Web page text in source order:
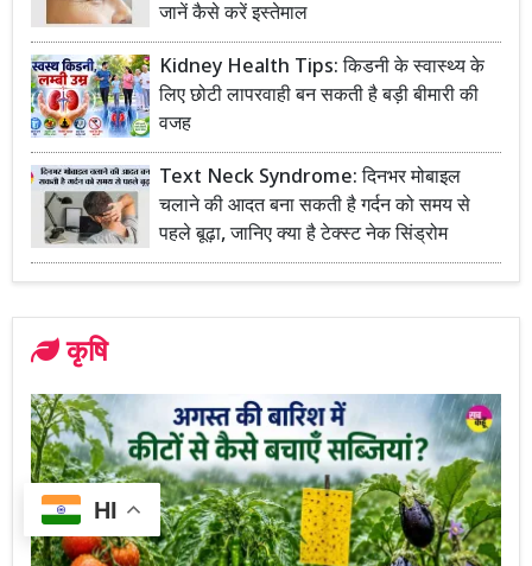
जानें कैसे करें इस्तेमाल
Kidney Health Tips: किडनी के स्वास्थ्य के
लिए छोटी लापरवाही बन सकती है बड़ी बीमारी की
वजह
Text Neck Syndrome: दिनभर मोबाइल
चलाने की आदत बना सकती है गर्दन को समय से
पहले बूढ़ा, जानिए क्या है टेक्स्ट नेक सिंड्रोम
कृषि
HI